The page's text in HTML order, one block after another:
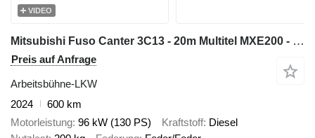
VIDEO
Mitsubishi Fuso Canter 3C13 - 20m Multitel MXE200 - bucket truck boom lift
Preis auf Anfrage
Arbeitsbühne-LKW
2024
600 km
Motorleistung 96 kW (130 PS) Kraftstoff Diesel